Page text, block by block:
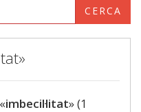
CERCA
imbecil·litat» (1